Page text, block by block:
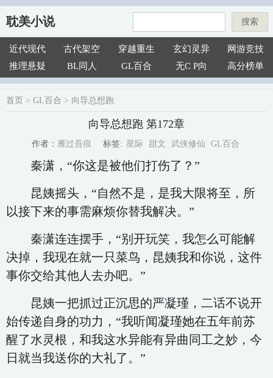
耽美小说 搜索
近代现代 古代架空 穿越重生 玄幻灵异
网游竞技
推理悬疑
BL同人 GL百合 无C P向 高分榜单
首页 > GL百合 > 向导总想跑
向导总想跑 第172章
作者： 雁过吾痕 标签: 星际 甜文 武侠修仙 GL百合
秦潇，“你这是被他们打伤了？”
昆姨摇头，“自然不是，是我大限将至，所
以接下来的事需麻烦你替我解决。”
秦潇连连摆手，“别开玩笑，我怎么可能解
决掉，我现在就一只菜鸟，昆姨我和你说，这件
事你交给其他人去办吧。”
昆姨一把抓过正沉思的严凝瑾，二话不说开
始传递自身的功力，“我听闻凝瑾她在五年前苏
醒了水灵根，和我这水异能有异曲同工之妙，今
日就当我送你的大礼了。”